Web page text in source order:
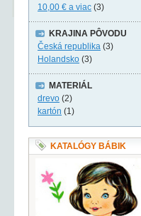
10,00 € a viac (3)
KRAJINA PÔVODU
Česká republika (3)
Holandsko (3)
MATERIÁL
drevo (2)
kartón (1)
KATALÓGY BÁBIK